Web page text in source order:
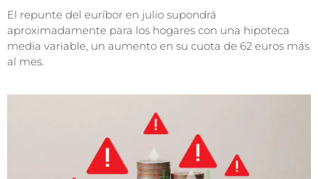
El repunte del euríbor en julio supondrá
aproximadamente para los hogares con una hipoteca
media variable, un aumento en su cuota de 62 euros más
al mes.